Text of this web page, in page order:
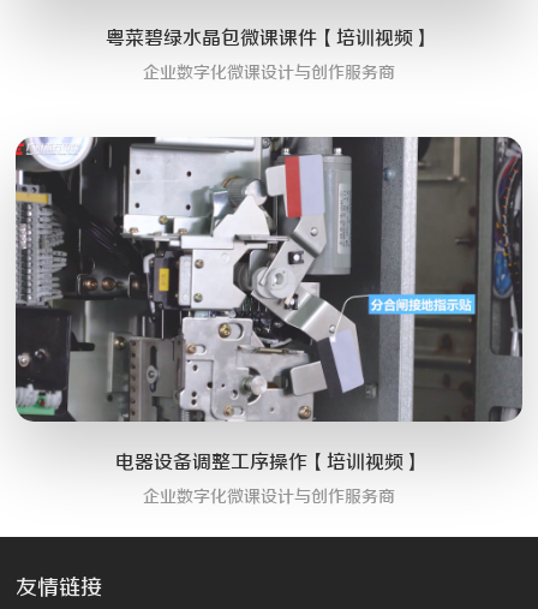
粤菜碧绿水晶包微课课件【培训视频】
企业数字化微课设计与创作服务商
电器设备调整工序操作【培训视频】
企业数字化微课设计与创作服务商
友情链接